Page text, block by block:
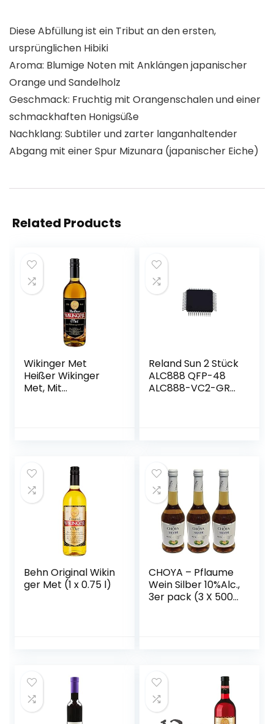
Diese Abfüllung ist ein Tribut an den ersten,
ursprünglichen Hibiki
Aroma: Blumige Noten mit Anklängen japanischer
Orange und Sandelholz
Geschmack: Fruchtig mit Orangenschalen und einer
schmackhaften Honigsüße
Nachklang: Subtiler und zarter langanhaltender
Abgang mit einer Spur Mizunara (japanischer Eiche)
Related Products
Wikinger Met
Heißer Wikinger
Met, Mit
Reland Sun 2 Stück
ALC888 QFP-48
ALC888-VC2-GR
Behn Original Wikin
ger Met (1 x 0.75 l)
CHOYA – Pflaume
Wein Silber 10%Alc.,
3er pack (3 X 500